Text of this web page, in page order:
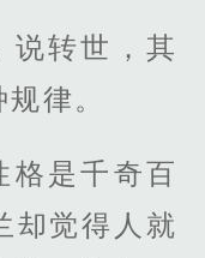
说转世，其
律。
格是千奇百
却觉得人就